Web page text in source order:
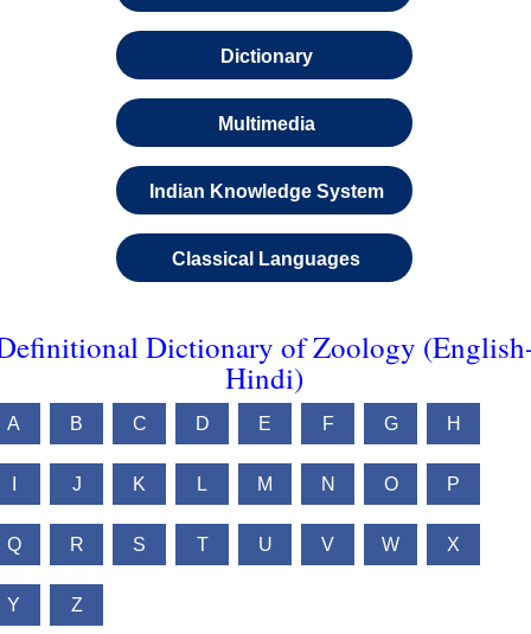
Dictionary
Multimedia
Indian Knowledge System
Classical Languages
Dictionary of Zoology
Hindi)
A B C D E F G H
J K L M N O P
Q R S T U V W X
Y Z